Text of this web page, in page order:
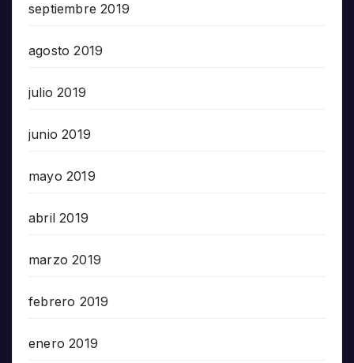
septiembre 2019
agosto 2019
julio 2019
junio 2019
mayo 2019
abril 2019
marzo 2019
febrero 2019
enero 2019